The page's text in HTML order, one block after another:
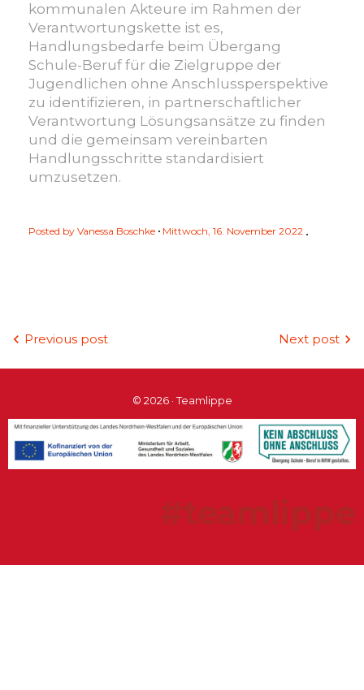
kommunalen Akteure im Rahmen der
Verantwortungskette ist es,
Handlungsbedarfe beim Übergang
Schule-Beruf für die Zielgruppe der
Jugendlichen ohne Anschlussperspektive
zu identifizieren, in partnerschaftlicher
Verantwortung Lösungsansätze zu finden
und die gemeinsam vereinbarten
Handlungsschritte standardisiert
umzusetzen.
Posted by Vanessa Boschke Mittwoch, 16. November 2022
Beitragsnavigation
Previous post Next post
© 2026 · Teamlippe
#teamlippe